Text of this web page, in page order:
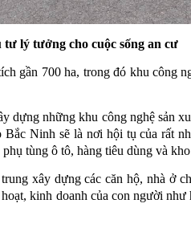
lý tưởng cho cuộc sống an cư
gần 700 ha, trong đó khu công
dựng những khu công nghệ sản
Bắc Ninh sẽ là nơi hội tụ của rất
tùng ô tô, hàng tiêu dùng và
xây dựng các căn hộ, nhà ở
kinh doanh của con người